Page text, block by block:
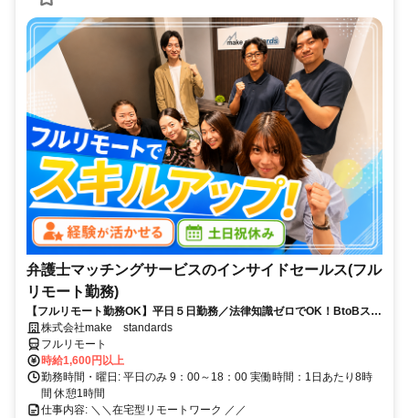
弁護士マッチングサービスのインサイドセールス(フル
リモート勤務)
【フルリモート勤務OK】平日５日勤務／法律知識ゼロでOK！BtoBスキ
ルが身につく営業職
株式会社make standards
フルリモート
時給1,600円以上
勤務時間・曜日: 平日のみ 9：00～18：00 実働時間：1日あたり8時
間 休憩1時間
仕事内容: ＼＼在宅型リモートワーク ／／